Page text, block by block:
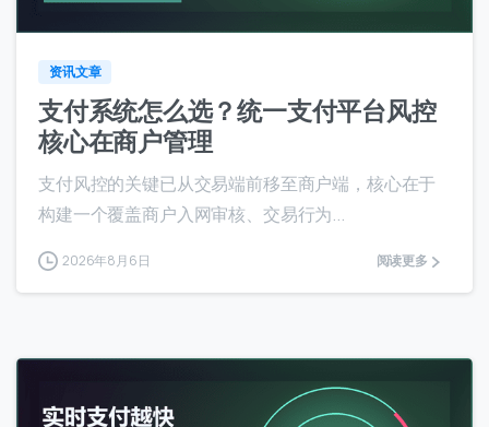
资讯文章
支付系统怎么选？统一支付平台风控
核心在商户管理
支付风控的关键已从交易端前移至商户端，核心在于
构建一个覆盖商户入网审核、交易行为...
2026年8月6日 阅读更多